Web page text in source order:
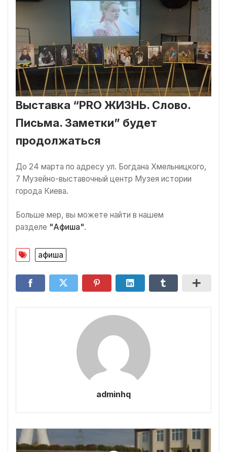
Выставка “PRO ЖИЗНЬ. Слово.
Письма. Заметки” будет
продолжаться
До 24 марта по адресу ул. Богдана Хмельницкого,
7 Музейно-выставочный центр Музея истории
города Киева.
Больше мер, вы можете найти в нашем
разделе "Афиша".
афиша
adminhq